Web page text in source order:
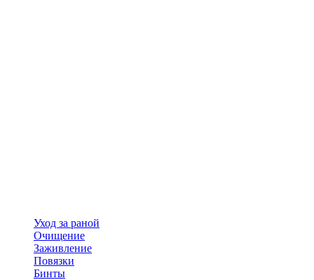
Уход за раной
Очищение
Заживление
Повязки
Бинты